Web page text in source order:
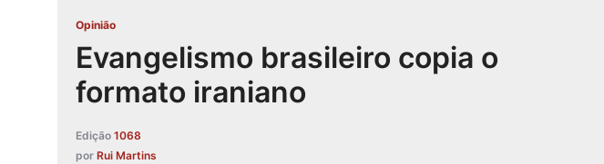
Opinião
Evangelismo brasileiro copia o
formato iraniano
Edição 1068
por Rui Martins